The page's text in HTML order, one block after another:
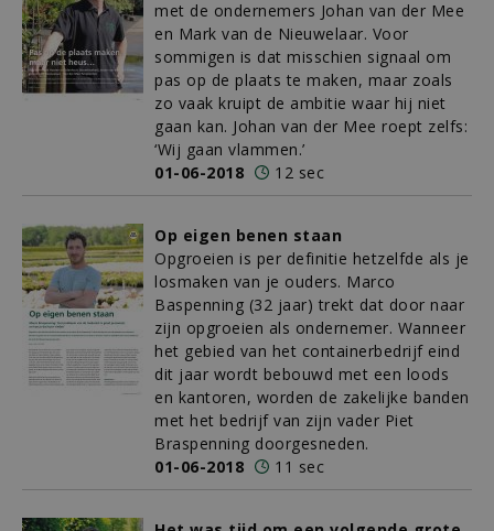
met de ondernemers Johan van der Mee
en Mark van de Nieuwelaar. Voor
sommigen is dat misschien signaal om
pas op de plaats te maken, maar zoals
zo vaak kruipt de ambitie waar hij niet
gaan kan. Johan van der Mee roept zelfs:
‘Wij gaan vlammen.’
01-06-2018
12 sec
Op eigen benen staan
Opgroeien is per definitie hetzelfde als je
losmaken van je ouders. Marco
Baspenning (32 jaar) trekt dat door naar
zijn opgroeien als ondernemer. Wanneer
het gebied van het containerbedrijf eind
dit jaar wordt bebouwd met een loods
en kantoren, worden de zakelijke banden
met het bedrijf van zijn vader Piet
Braspenning doorgesneden.
01-06-2018
11 sec